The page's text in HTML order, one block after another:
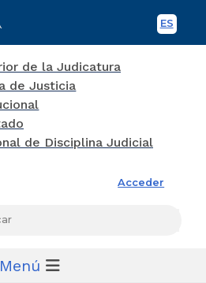
ES
Acceder
Menú